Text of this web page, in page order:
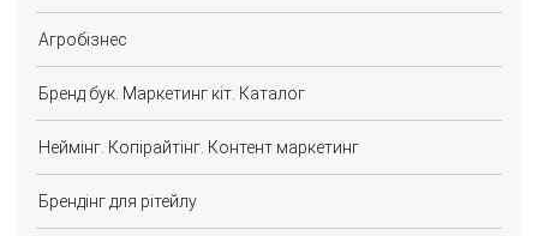
Агробізнес
Бренд бук. Маркетинг кіт. Каталог
Неймінг. Копірайтінг. Контент маркетинг
Брендінг для рітейлу